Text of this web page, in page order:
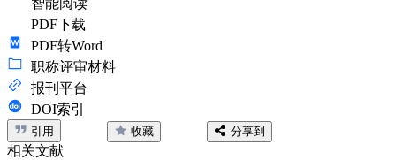
智能阅读
PDF下载
PDF转Word
职称评审材料
报刊平台
DOI索引
引用 收藏 分享到
相关文献